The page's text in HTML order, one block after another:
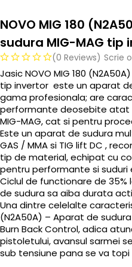
NOVO MIG 180
sudura MIG-MAG tip
(0 Reviews) Scrie
Jasic NOVO MIG 180
tip invertor este un aparat
gama profesionala; are
performante deosebite atat
MIG-MAG, cat si pentru
Este un aparat de sudura
GAS / MMA si TIG lift DC ,
tip de material, echipat cu
pentru performante si suduri
Ciclul de functionare de
de sudura sa aiba durata
Una dintre celelalte
(N2A50A) – Aparat de
Burn Back Control, adica
pistoletului, avansul sarmei
sub tensiune pana se va topi